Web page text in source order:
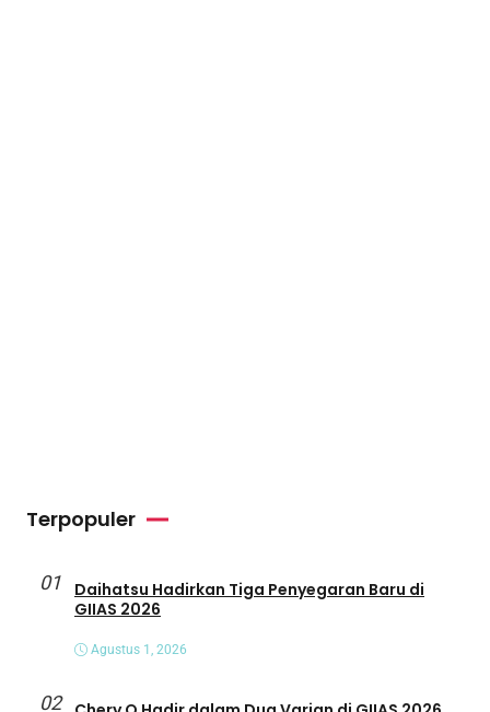
Terpopuler
01
Daihatsu Hadirkan Tiga Penyegaran Baru di
GIIAS 2026
Agustus 1, 2026
02